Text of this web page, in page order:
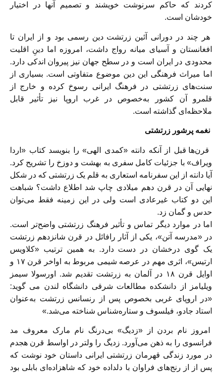
کردند که حاکم سرنوشت خویشند و تصمیم آنها در اختیار
خودشان است.
هر چند در دورانی آئین زرتشت دین رسمی بود و از ایران تا
افغانستان و آسیای میانه رواج داشت، امروزه اما دینِ اقلیت
محدودی در ایران است و در سطح جهان نیز پیروان اندکی دارد.
اما میراث فرهنگی این دین موضوع متفاوتی است. بسیاری از
سنت‌های زرتشتی در فرهنگ ایرانی رسوخ کرده و خارج از
قلمرو آن کشور به‌خصوص در غرب اروپا نیز تأثیر قابل
ملاحظه‌ای گذاشته است.
نغمه پرشور زرتشتی
قرن‌ها قبل از آنکه دانته «کمدی الهی» را بنویسد کتاب «اردا
ویراف» با جزئیات کامل سفری به بهشت و دوزخ را تشریح کرد.
آیا دانته از این سفرنامه استعاری به قلم یک زرتشتی که در شکل
نهایی آن در قرن دهم میلادی چاپ شد اطلاع داشت؟ شباهت
این دو کتاب غیرعادی است ولی در این زمینه فقط می‌توان
حدس و گمان زد.
اما در موارد دیگر تماس و تأثیر فرهنگ زرتشتی واضح‌تر است.
در «مدرسه آتن»، یکی از آثار رافائل در قرن شانزدهم زرتشت
یک گوی درخشان در دست دارد. به همین ترتیب «کلاویس
ارتیس»، اثری مهم در عرصه شیمی مربوط به اواخر قرن ۱۷ و
اوایل قرن ۱۸ در آلمان به زرتشت تقدیم شد. اورسولا سیمز
ویلیامز از دانشکده مطالعات شرقی دانشگاه لندن می گوید:
«در اروپای غربی بخصوص پس از رنسانس زرتشت به‌عنوان
استاد جادو، فیلسوف و ستاره‌شناس شناخته می‌شد.»
امروز نام بردن از «زدیگ» بی‌درنگ نام مارک معروف مد
فرانسوی را به ذهن می‌آورد. زدیگ را ولتر در اواسط قرن هجدم
در مورد زندگی قهرمان زرتشتی ایرانی داستان خود نوشت که
پس از از رنج‌های فراوان با دلداده خود که شاهزاده‌ای بابلی بود